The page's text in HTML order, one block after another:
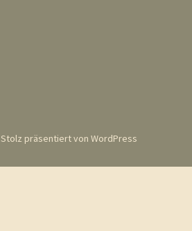
Stolz präsentiert von WordPress